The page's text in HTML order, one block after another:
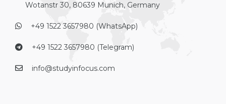
Wotanstr 30, 80639 Munich, Germany
+49 1522 3657980 (WhatsApp)
+49 1522 3657980 (Telegram)
info@studyinfocus.com